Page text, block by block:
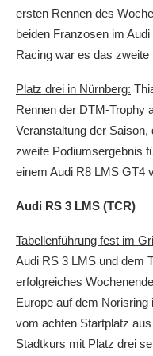
ersten Rennen des
beiden Franzosen im
Racing war es das
Platz drei in Nürnberg:
Rennen der DTM-Trophy
Veranstaltung der
zweite Podiumsergebnis
einem Audi R8 LMS GT4
Audi RS 3 LMS (TCR)
Tabellenführung fest im
Audi RS 3 LMS und dem
erfolgreiches
Europe auf dem Norisring
vom achten Startplatz
Stadtkurs mit Platz drei